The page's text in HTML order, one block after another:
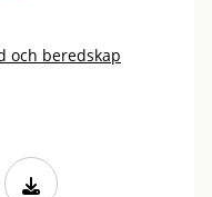
och beredskap